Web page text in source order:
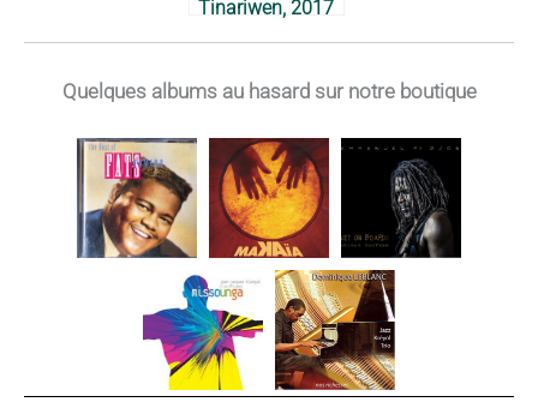
Tinariwen, 2017
Quelques albums au hasard sur notre boutique